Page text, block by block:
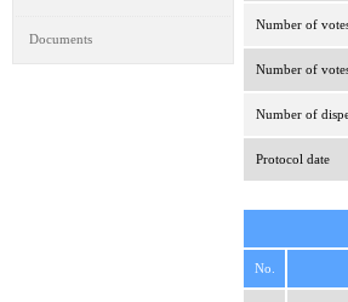
Documents
Number of
Number of
Number of
Protocol date
No.